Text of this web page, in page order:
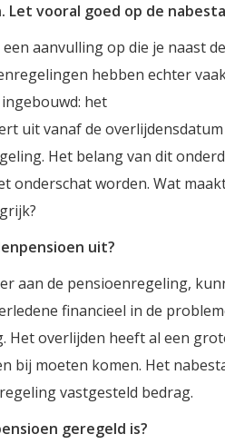
Let vooral goed op de
aanvulling op die je naast de
hebben echter
het
uit vanaf de
Het belang van dit
onderschat worden. Wat
uit?
aan de pensioenregeling,
financieel in de
Het overlijden heeft al een
bij moeten komen. Het
vastgesteld bedrag.
geregeld is?